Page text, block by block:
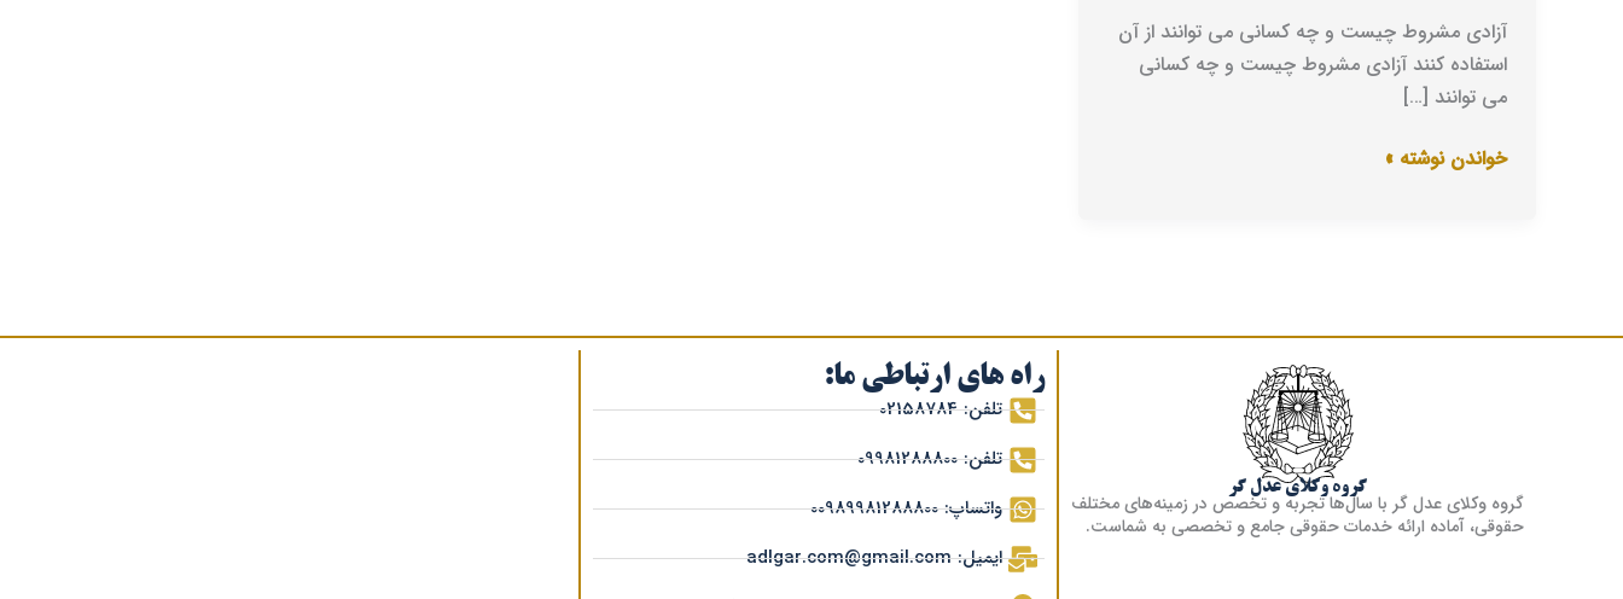
آزادی مشروط چیست و چه کسانی می توانند از آن
استفاده کنند آزادی مشروط چیست و چه کسانی
می توانند […]
خواندن نوشته »
گروه وکلای عدل گر
گروه وکلای عدل گر با سال‌ها تجربه و تخصص در زمینه‌های مختلف
حقوقی، آماده ارائه خدمات حقوقی جامع و تخصصی به شماست.
راه های ارتباطی ما:
تلفن: 02158784
تلفن: 09981288800
واتساپ: 00989981288800
ایمیل: adlgar.com@gmail.com